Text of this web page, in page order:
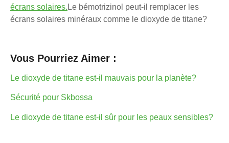
écrans solaires. Le bémotrizinol peut-il remplacer les
écrans solaires minéraux comme le dioxyde de titane?
Vous Pourriez Aimer :
Le dioxyde de titane est-il mauvais pour la planète?
Sécurité pour Skbossa
Le dioxyde de titane est-il sûr pour les peaux sensibles?